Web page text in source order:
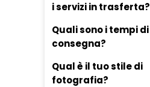
i servizi in trasferta?
Quali sono i tempi di
consegna?
Qual è il tuo stile di
fotografia?